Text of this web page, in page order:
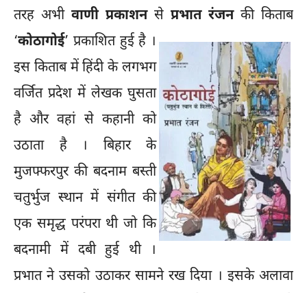
तरह अभी वाणी प्रकाशनसे प्रभात रंजनकी किताब
‘कोठागोई’ प्रकाशित हुई है ।
इस किताब में हिंदी के लगभग
वर्जित प्रदेश में लेखक घुसता
है और वहां से कहानी को
उठाता है । बिहार के
मुजफ्फरपुर की बदनाम बस्ती
चतुर्भुज स्थान में संगीत की
एक समृद्ध परंपरा थी जो कि
बदनामी में दबी हुई थी ।
प्रभात ने उसको उठाकर सामने रख दिया । इसके अलावा